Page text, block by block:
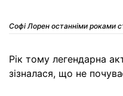
Софі Лорен останніми роками
Рік тому легендарна
зізналася, що не